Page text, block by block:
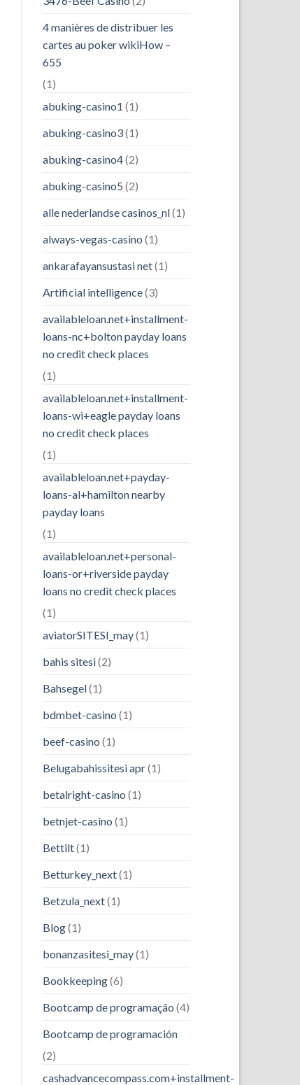
4 manières de distribuer les
cartes au poker wikiHow –
655
(1)
abuking-casino1 (1)
abuking-casino3(1)
abuking-casino4(2)
abuking-casino5 (2)
alle nederlandse casinos_nl(1)
always-vegas-casino (1)
ankarafayansustasi net(1)
Artificial intelligence(3)
availableloan.net+installment-
loans-nc+bolton payday loans
no credit check places
(1)
availableloan.net+installment-
loans-wi+eagle payday loans
no credit check places
(1)
availableloan.net+payday-
loans-al+hamilton nearby
payday loans
(1)
availableloan.net+personal-
loans-or+riverside payday
loans no credit check places
(1)
aviatorSITESI_may(1)
bahis sitesi(2)
Bahsegel(1)
bdmbet-casino (1)
beef-casino (1)
Belugabahissitesi apr(1)
betalright-casino (1)
betnjet-casino (1)
Bettilt(1)
Betturkey_next(1)
Betzula_next(1)
Blog(1)
bonanzasitesi_may(1)
Bookkeeping(6)
Bootcamp de programação (4)
Bootcamp de programación
(2)
cashadvancecompass.com+installment-